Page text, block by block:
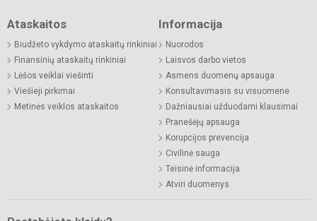
Ataskaitos
Biudžeto vykdymo ataskaitų rinkiniai
Finansinių ataskaitų rinkiniai
Lėšos veiklai viešinti
Viešieji pirkimai
Metinės veiklos ataskaitos
Informacija
Nuorodos
Laisvos darbo vietos
Asmens duomenų apsauga
Konsultavimasis su visuomene
Dažniausiai užduodami klausimai
Pranešėjų apsauga
Korupcijos prevencija
Civilinė sauga
Teisinė informacija
Atviri duomenys